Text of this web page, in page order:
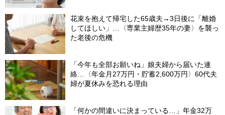
花束を抱えて帰宅した65歳夫→3日後に「離婚
してほしい」…〈専業主婦歴35年の妻〉を襲っ
た老後の危機
「今年も全部お願いね」娘夫婦から届いた連
絡…〈年金月27万円・貯蓄2,600万円〉60代夫
婦が夏休みを恐れる理由
「何かの間違いに決まっている…」年金32万